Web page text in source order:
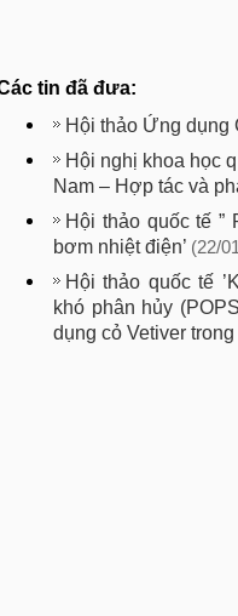
tin đã đưa:
Hội thảo Ứng dụng
Hội nghị khoa học
Nam – Hợp tác và
Hội thảo quốc tế ”
bơm nhiệt điện’ (22/
Hội thảo quốc tế
khó phân hủy
dụng cỏ Vetiver